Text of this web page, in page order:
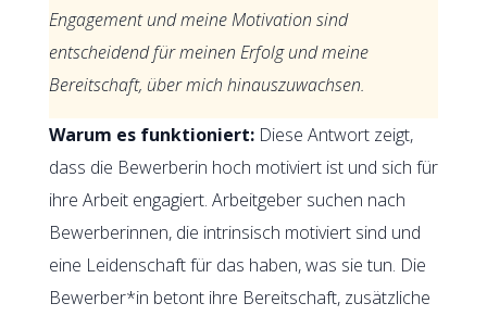
Engagement und meine Motivation sind
entscheidend für meinen Erfolg und meine
Bereitschaft, über mich hinauszuwachsen.
Warum es funktioniert:Diese Antwort zeigt,
dass die Bewerberin hoch motiviert ist und sich für
ihre Arbeit engagiert. Arbeitgeber suchen nach
Bewerberinnen, die intrinsisch motiviert sind und
eine Leidenschaft für das haben, was sie tun. Die
Bewerber*in betont ihre Bereitschaft, zusätzliche